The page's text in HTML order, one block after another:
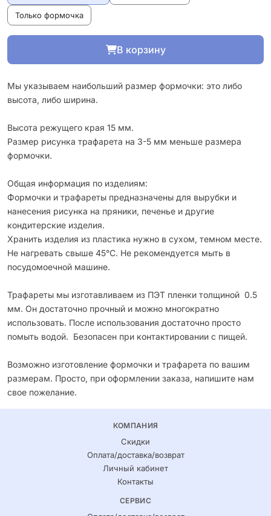
Только формочка
В корзину
Мы указываем наибольший размер формочки: это либо
высота, либо ширина.
Высота режущего края 15 мм.
Размер рисунка трафарета на 3-5 мм меньше размера
формочки.
Общая информация по изделиям:
Формочки и трафареты предназначены для вырубки и
нанесения рисунка на пряники, печенье и другие
кондитерские изделия.
Хранить изделия из пластика нужно в сухом, темном месте.
Не нагревать свыше 45°С. Не рекомендуется мыть в
посудомоечной машине.
Трафареты мы изготавливаем из ПЭТ пленки толщиной 0.5
мм. Он достаточно прочный и можно многократно
использовать. После использования достаточно просто
помыть водой. Безопасен при контактировании с пищей.
Возможно изготовление формочки и трафарета по вашим
размерам. Просто, при оформлении заказа, напишите нам
свое пожелание.
КОМПАНИЯ
Скидки
Оплата/доставка/возврат
Личный кабинет
Контакты
СЕРВИС